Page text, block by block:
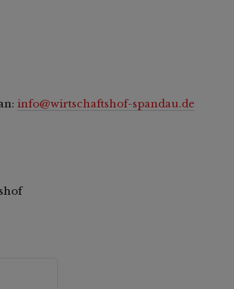
info@wirtschaftshof-spandau.de